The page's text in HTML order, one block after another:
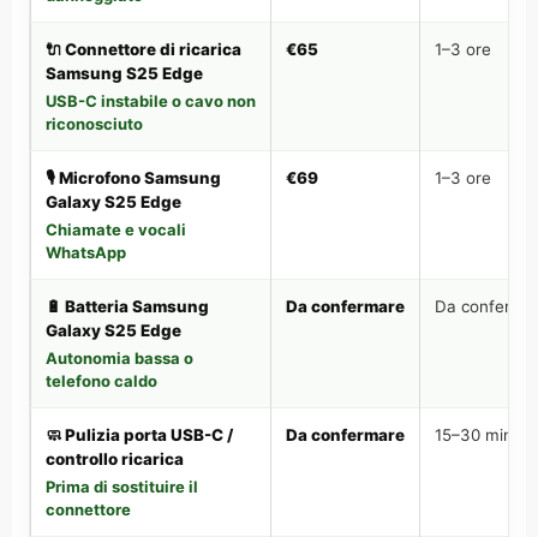
🔌 Connettore di ricarica
Samsung S25 Edge
USB-C instabile o cavo non
riconosciuto
€65 1–3 ore
🎙️ Microfono Samsung
Galaxy S25 Edge
Chiamate e vocali
WhatsApp
€69 1–3 ore
🔋 Batteria Samsung
Galaxy S25 Edge
Autonomia bassa o
telefono caldo
Da confermare Da
🧼 Pulizia porta USB-C /
controllo ricarica
Prima di sostituire il
connettore
Da confermare 15–30 min